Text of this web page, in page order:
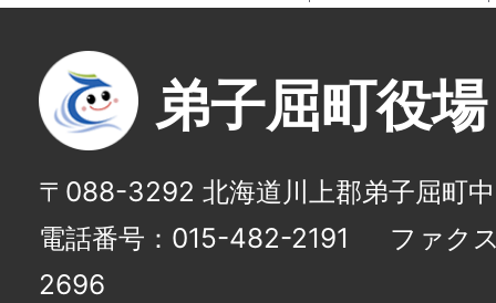
弟子屈町役場
〒088-3292 北海道川上郡弟子屈町
電話番号：015-482-2191
ファク
2696